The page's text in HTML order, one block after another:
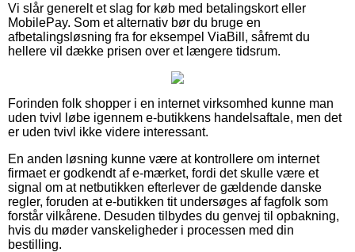
Vi slår generelt et slag for køb med betalingskort eller
MobilePay. Som et alternativ bør du bruge en
afbetalingsløsning fra for eksempel ViaBill, såfremt du
hellere vil dække prisen over et længere tidsrum.
Forinden folk shopper i en internet virksomhed kunne man
uden tvivl løbe igennem e-butikkens handelsaftale, men det
er uden tvivl ikke videre interessant.
En anden løsning kunne være at kontrollere om internet
firmaet er godkendt af e-mærket, fordi det skulle være et
signal om at netbutikken efterlever de gældende danske
regler, foruden at e-butikken tit undersøges af fagfolk som
forstår vilkårene. Desuden tilbydes du genvej til opbakning,
hvis du møder vanskeligheder i processen med din
bestilling.